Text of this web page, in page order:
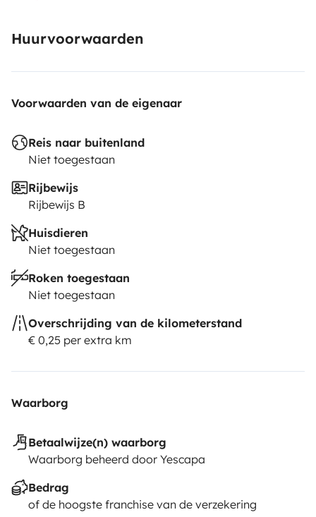
Huurvoorwaarden
Voorwaarden van de eigenaar
Reis naar buitenland
Niet toegestaan
Rijbewijs
Rijbewijs B
Huisdieren
Niet toegestaan
Roken toegestaan
Niet toegestaan
Overschrijding van de kilometerstand
€ 0,25 per extra km
Waarborg
Betaalwijze(n) waarborg
Waarborg beheerd door Yescapa
Bedrag
of de hoogste franchise van de verzekering